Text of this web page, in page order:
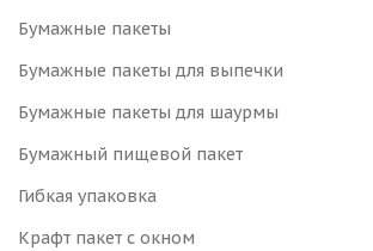
Бумажные пакеты
Бумажные пакеты для выпечки
Бумажные пакеты для шаурмы
Бумажный пищевой пакет
Гибкая упаковка
Крафт пакет с окном